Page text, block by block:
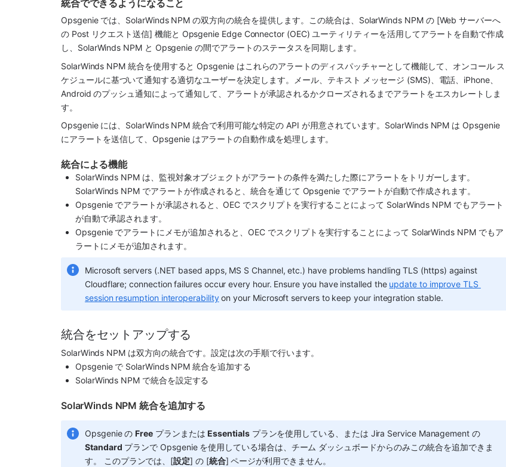
統合でできるようになること
Opsgenie では、 SolarWinds NPM の双方向の統合を提供します。この統合は、 SolarWinds NPM の [Web サーバーへ
の Post リクエスト送信] 機能と Opsgenie Edge Connector (OEC) ユーティリティーを活用してアラートを自動で作成
し、 SolarWinds NPM と Opsgenie の間でアラートのステータスを同期します。
SolarWinds NPM 統合を使用すると Opsgenie はこれらのアラートのディスパッチャーとして機能して、オンコール ス
ケジュールに基づいて通知する適切なユーザーを決定します。メール、テキスト メッセージ (SMS)、電話、iPhone、
Android のプッシュ通知によって通知して、アラートが承認されるかクローズされるまでアラートをエスカレートしま
す。
Opsgenie には、SolarWinds NPM 統合で利用可能な特定の API が用意されています。 SolarWinds NPM は Opsgenie
にアラートを送信して、 Opsgenie はアラートの自動作成を処理します。
統合による機能
SolarWinds NPM は、監視対象オブジェクトがアラートの条件を満たした際にアラートをトリガーします。
SolarWinds NPM でアラートが作成されると、統合を通じて Opsgenie でアラートが自動で作成されます。
Opsgenie でアラートが承認されると、OEC でスクリプトを実行することによって SolarWinds NPM でもアラート
が自動で承認されます。
Opsgenie でアラートにメモが追加されると、OEC でスクリプトを実行することによって SolarWinds NPM でもア
ラートにメモが追加されます。
Microsoft servers (.NET based apps, MS S Channel, etc.) have problems handling TLS (https) against
Cloudflare; connection failures occur every hour. Ensure you have installed the update to improve TLS
session resumption interoperability on your Microsoft servers to keep your integration stable.
統合をセットアップする
SolarWinds NPM は双方向の統合です。設定は次の手順で行います。
Opsgenie で SolarWinds NPM 統合を追加する
SolarWinds NPM で統合を設定する
SolarWinds NPM 統合を追加する
Opsgenie の Free プランまたは Essentials
プランを使用している、または Jira Service Management の
Standard プランで Opsgenie を使用している場合は、チーム ダッシュボードからのみこの統合を追加できま
す。 このプランでは、[設定] の [統合] ページが利用できません。